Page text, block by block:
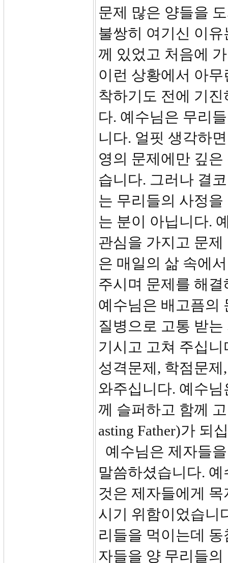
문제 많은 양들을
불쌍히 여기신 이
께 있었고 처음에
이런 상황에서 아
착하기도 전에 기
다. 예수님은 무리
니다. 얼핏 생각하
영의 문제에만 깊
습니다. 그러나 결
는 무리들의 사정
는 분이 아닙니다.
관심을 가지고 문
은 매일의 삶 속에
주시며 문제를 해
예수님은 배고픔의
질병으로 고통 받
기시고 고쳐 주십
성격문제, 학점문
와주십니다. 예수
께 슬퍼하고 함께
asting Father)가 되
예수님은 제자들
말씀하셨습니다.
것은 제자들에게
시기 위함이었습니
리들을 먹이는데
자들을 양 무리들